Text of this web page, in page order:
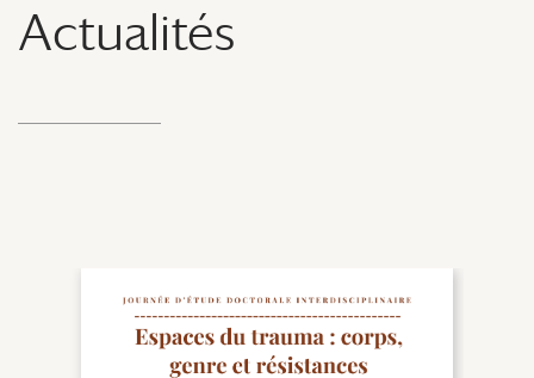
Actualités